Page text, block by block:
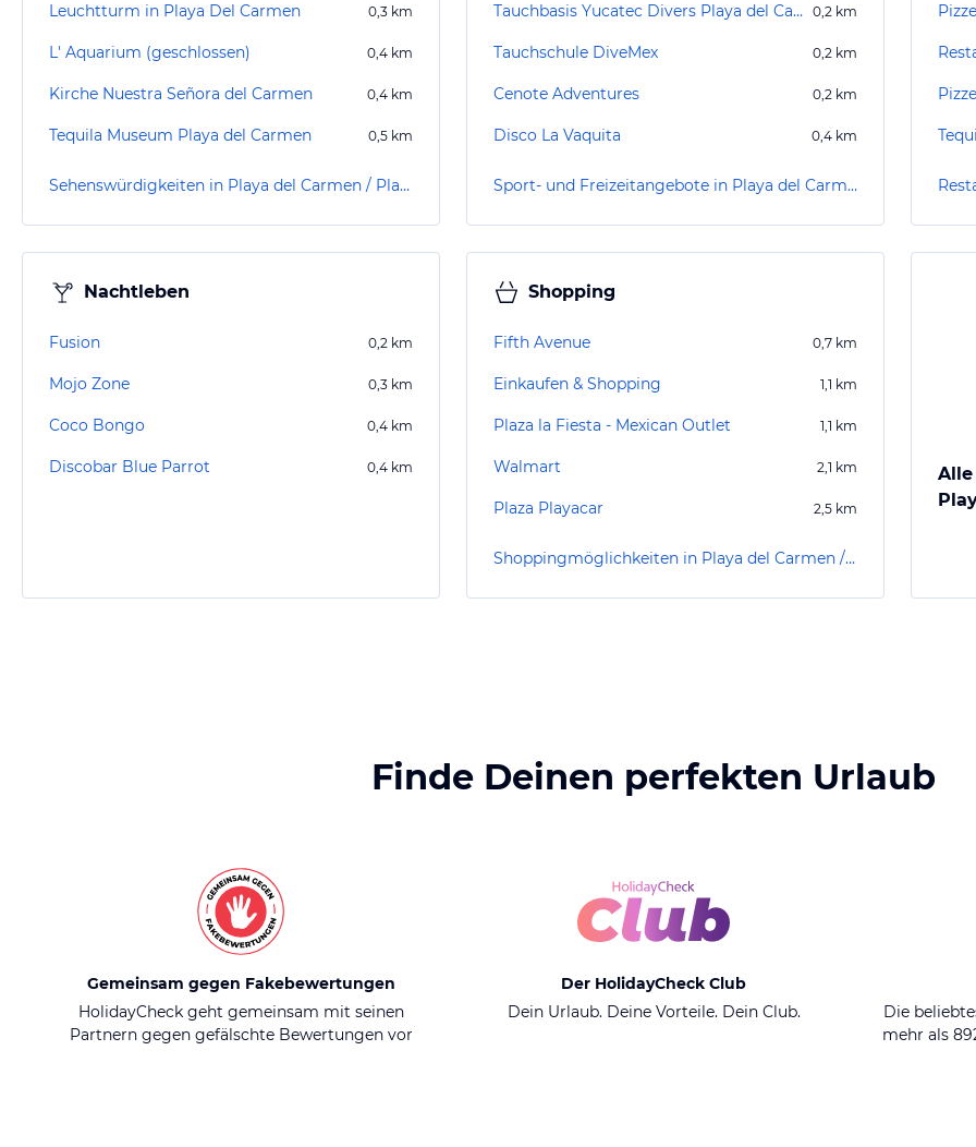
Leuchtturm in Playa Del Carmen 0,3 km
L' Aquarium (geschlossen) 0,4 km
Kirche Nuestra Señora del Carmen 0,4 km
Tequila Museum Playa del Carmen 0,5 km
Sehenswürdigkeiten in Playa del Carmen / Playacar
Tauchbasis Yucatec Divers Playa del Carmen 0,2 km
Tauchschule DiveMex 0,2 km
Cenote Adventures 0,2 km
Disco La Vaquita 0,4 km
Sport- und Freizeitangebote in Playa del Carmen / Playacar
Nachtleben
Fusion 0,2 km
Mojo Zone 0,3 km
Coco Bongo 0,4 km
Discobar Blue Parrot 0,4 km
Shopping
Fifth Avenue 0,7 km
Einkaufen & Shopping 1,1 km
Plaza la Fiesta - Mexican Outlet 1,1 km
Walmart 2,1 km
Plaza Playacar 2,5 km
Shoppingmöglichkeiten in Playa del Carmen / Playacar
Finde Deinen perfekten Urlaub
Gemeinsam gegen Fakebewertungen
HolidayCheck geht gemeinsam mit seinen
Partnern gegen gefälschte Bewertungen vor
Der HolidayCheck Club
Dein Urlaub. Deine Vorteile. Dein Club.
Die
mehr als